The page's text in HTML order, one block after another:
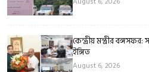
কেন্দ্রীয় মন্ত্রীর
ইঙ্গিত
August 6, 2026